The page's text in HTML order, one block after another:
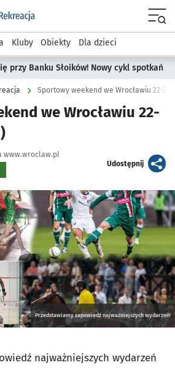
podserwis: Sport i rekreacja
Kluby Obiekty Dla dzieci
przy Banku Słoików! Nowy cykl spotkań
Sportowy weekend we Wrocławiu 22-
we Wrocławiu 22-
www.wroclaw.pl
Udostępnijartykuł
Przedstawiamy zapowiedź najważniejszych wydarzeń!
najważniejszych wydarzeń